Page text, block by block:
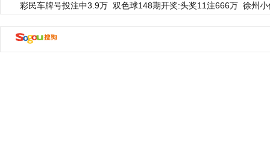
彩民车牌号投注中3.9万 双色球148期开奖:头奖11注666万 徐州